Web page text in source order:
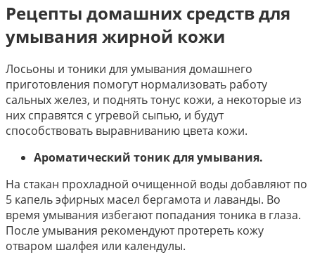
Рецепты домашних средств для
умывания жирной кожи
Лосьоны и тоники для умывания домашнего
приготовления помогут нормализовать работу
сальных желез, и поднять тонус кожи, а некоторые из
них справятся с угревой сыпью, и будут
способствовать выравниванию цвета кожи.
Ароматический тоник для умывания.
На стакан прохладной очищенной воды добавляют по
5 капель эфирных масел бергамота и лаванды. Во
время умывания избегают попадания тоника в глаза.
После умывания рекомендуют протереть кожу
отваром шалфея или календулы.